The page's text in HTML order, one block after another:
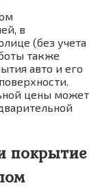
в
(без учета
также
авто и его
цены может
покрытие